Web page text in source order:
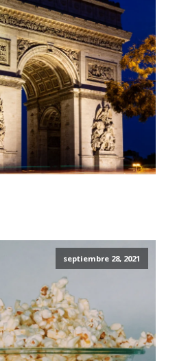
septiembre 28, 2021